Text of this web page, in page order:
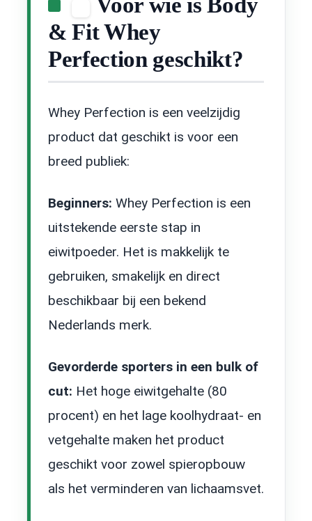
& Fit Whey
Perfection geschikt?
Whey Perfection is een veelzijdig
product dat geschikt is voor een
breed publiek:
Beginners: Whey Perfection is een
uitstekende eerste stap in
eiwitpoeder. Het is makkelijk te
gebruiken, smakelijk en direct
beschikbaar bij een bekend
Nederlands merk.
Gevorderde sporters in een bulk of
cut: Het hoge eiwitgehalte (80
procent) en het lage koolhydraat- en
vetgehalte maken het product
geschikt voor zowel spieropbouw
als het verminderen van lichaamsvet.